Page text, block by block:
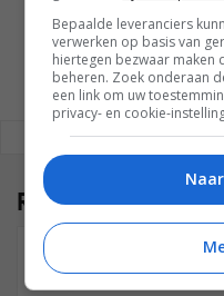
REAGEREN
Reacties(1)
Bepaalde leveranciers
verwerken op basis van
hiertegen bezwaar
beheren. Zoek onderaan
een link om uw
privacy- en cookie-